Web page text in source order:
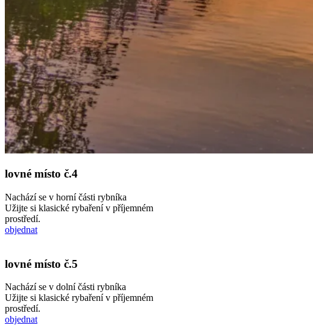
lovné místo č.4
Nachází se v horní části rybníka
Užijte si klasické rybaření v příjemném
prostředí.
objednat
lovné místo č.5
Nachází se v dolní části rybníka
Užijte si klasické rybaření v příjemném
prostředí.
objednat